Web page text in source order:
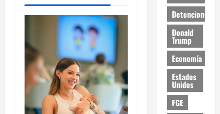
Detenciones
Donald
Trump
Economía
Estados
Unidos
FGE